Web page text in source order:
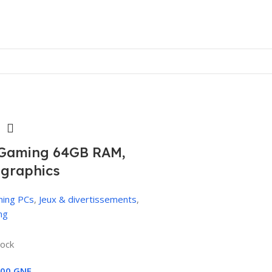
64GB RAM,
graphics
PCs, Jeux & divertissements,